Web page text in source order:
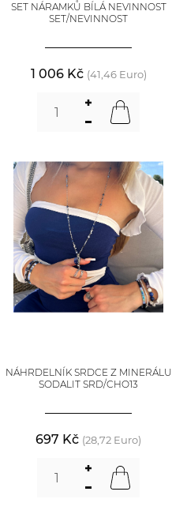
SET NÁRAMKŮ BÍLÁ NEVINNOST
SET/NEVINNOST
1 006 Kč (41,46 Euro)
NÁHRDELNÍK SRDCE Z MINERÁLU
SODALIT SRD/CHO13
697 Kč (28,72 Euro)